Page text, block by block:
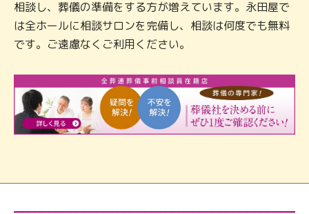
相談し、葬儀の準備をする方が増えています。永田屋で
は全ホールに相談サロンを完備し、相談は何度でも無料
です。ご遠慮なくご利用ください。